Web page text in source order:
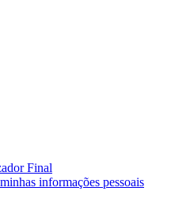
Final
informações pessoais